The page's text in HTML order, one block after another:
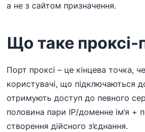
а не з сайтом призначення.
Що таке проксі-
Порт проксі – це кінцева точка,
користувачі, що підключаються
отримують доступ до певного
половина пари IP/доменне ім’я +
створення дійсного з’єднання.